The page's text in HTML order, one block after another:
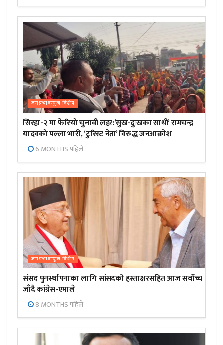
जनप्रभाबन्युज विशेष
सिरहा-२ मा फेरियो चुनावी लहर:’सुख-दुःखका साथी’ रामचन्द्र
यादवको पल्ला भारी, ‘टुरिस्ट नेता’ विरुद्ध जनआक्रोश
6 MONTHS पहिले
जनप्रभाबन्युज विशेष
संसद पुनर्स्थापनाका लागि सांसदको हस्ताक्षरसहित आज सर्वोच्च
जाँदै कांग्रेस-एमाले
8 MONTHS पहिले